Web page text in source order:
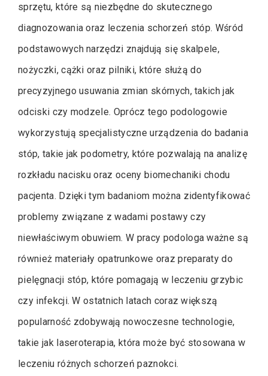
sprzętu, które są niezbędne do skutecznego
diagnozowania oraz leczenia schorzeń stóp. Wśród
podstawowych narzędzi znajdują się skalpele,
nożyczki, cążki oraz pilniki, które służą do
precyzyjnego usuwania zmian skórnych, takich jak
odciski czy modzele. Oprócz tego podologowie
wykorzystują specjalistyczne urządzenia do badania
stóp, takie jak podometry, które pozwalają na analizę
rozkładu nacisku oraz oceny biomechaniki chodu
pacjenta. Dzięki tym badaniom można zidentyfikować
problemy związane z wadami postawy czy
niewłaściwym obuwiem. W pracy podologa ważne są
również materiały opatrunkowe oraz preparaty do
pielęgnacji stóp, które pomagają w leczeniu grzybic
czy infekcji. W ostatnich latach coraz większą
popularność zdobywają nowoczesne technologie,
takie jak laseroterapia, która może być stosowana w
leczeniu różnych schorzeń paznokci.